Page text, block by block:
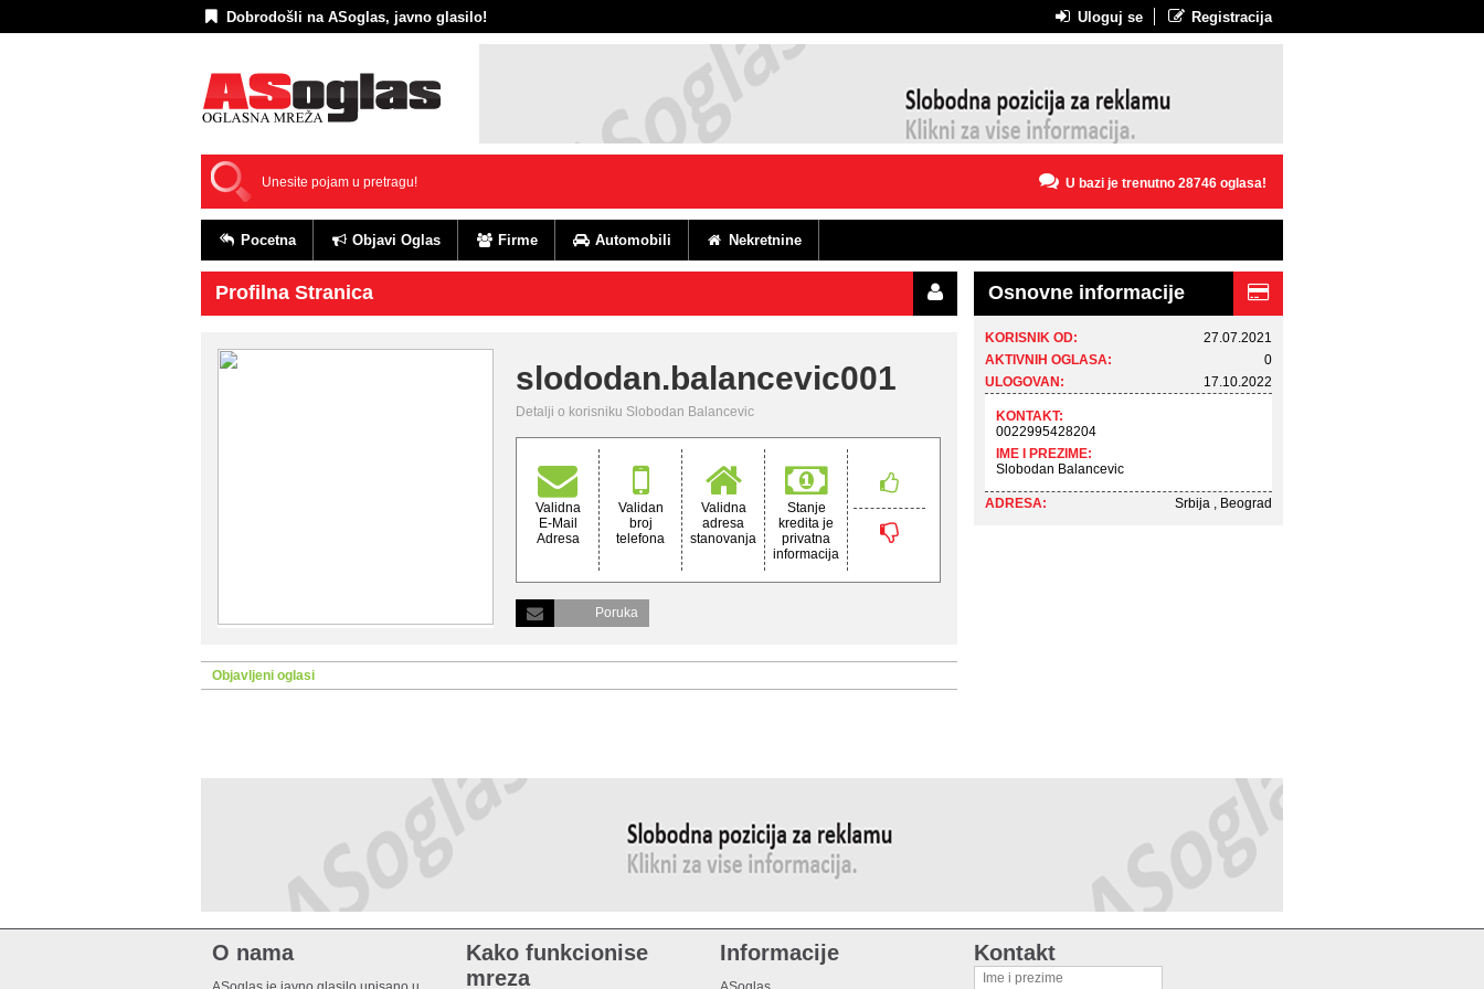
Dobrodošli na ASoglas, javno glasilo! Uloguj se Registracija
U bazi je trenutno 28746 oglasa!
Pocetna Objavi Oglas Firme Automobili Nekretnine
Profilna Stranica
slododan.balancevic001
Detalji o korisniku Slobodan Balancevic
Validna
E-Mail
Adresa
Validan
broj
telefona
Validna
adresa
stanovanja
Stanje
kredita je
privatna
informacija
Poruka
Objavljeni oglasi
Osnovne informacije
KORISNIK OD:
27.07.2021
AKTIVNIH OGLASA:
0
ULOGOVAN:
17.10.2022
KONTAKT:
0022995428204
IME I PREZIME:
Slobodan Balancevic
ADRESA: Srbija , Beograd
O nama
Kako funkcionise
mreza
Informacije Kontakt